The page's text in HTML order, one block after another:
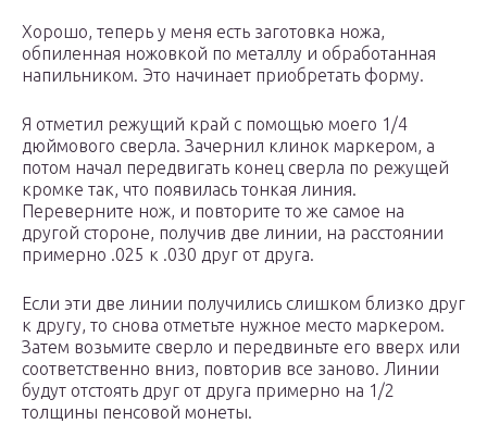
Хорошо, теперь у меня есть заготовка ножа,
обпиленная ножовкой по металлу и обработанная
напильником. Это начинает приобретать форму.
Я отметил режущий край с помощью моего 1/4
дюймового сверла. Зачернил клинок маркером, а
потом начал передвигать конец сверла по режущей
кромке так, что появилась тонкая линия.
Переверните нож, и повторите то же самое на
другой стороне, получив две линии, на расстоянии
примерно .025 к .030 друг от друга.
Если эти две линии получились слишком близко друг
к другу, то снова отметьте нужное место маркером.
Затем возьмите сверло и передвиньте его вверх или
соответственно вниз, повторив все заново. Линии
будут отстоять друг от друга примерно на 1/2
толщины пенсовой монеты.